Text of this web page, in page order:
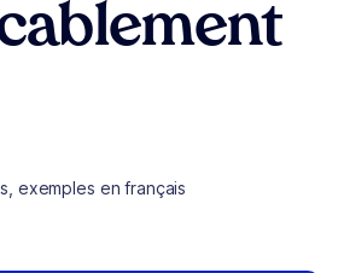
exemples en français